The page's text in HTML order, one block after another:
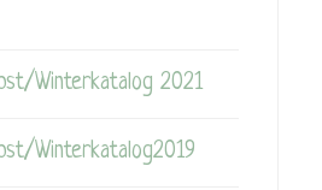
Winterkatalog 2021
Winterkatalog2019